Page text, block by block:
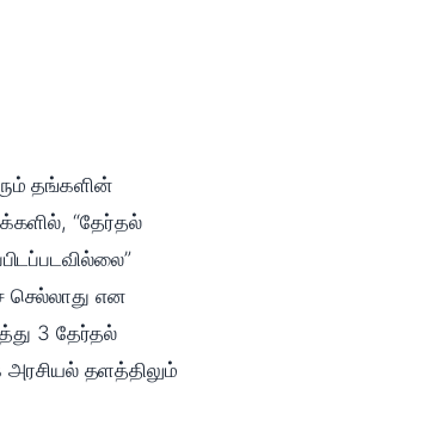
தங்களின்
“தேர்தல்
செல்லாது என
3 தேர்தல்
தளத்திலும்